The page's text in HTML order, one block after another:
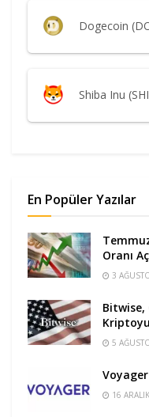
Dogecoin
Shiba Inu
En Popüler Yazılar
Oranı
3
Bitwise,
5
16